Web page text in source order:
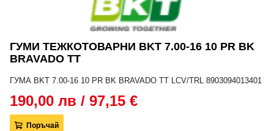
ГУМИ ТЕЖКОТОВАРНИ BKT 7.00-16 10 PR BK
BRAVADO TT
ГУМА BKT 7.00-16 10 PR BK BRAVADO TT LCV/TRL 8903094013401
190,00 лв / 97,15 €
Поръчай